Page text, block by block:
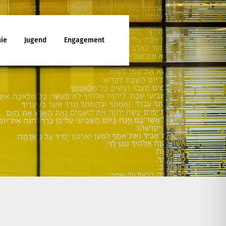
Jugend Engagement